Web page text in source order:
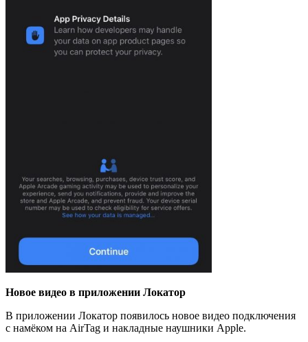
Новое видео в приложении Локатор
В приложении Локатор появилось новое видео подключения
с намёком на AirTag и накладные наушники Apple.